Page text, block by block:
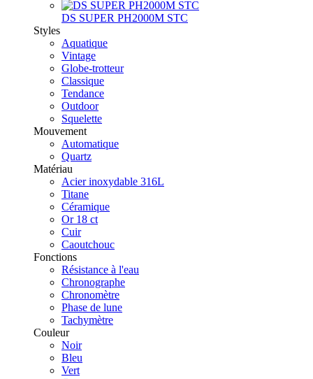
DS SUPER PH2000M STC
Styles
Aquatique
Vintage
Globe-trotteur
Classique
Tendance
Outdoor
Squelette
Mouvement
Automatique
Quartz
Matériau
Acier inoxydable 316L
Titane
Céramique
Or 18 ct
Cuir
Caoutchouc
Fonctions
Résistance à l'eau
Chronographe
Chronomètre
Phase de lune
Tachymètre
Couleur
Noir
Bleu
Vert